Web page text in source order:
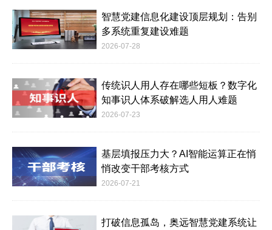
智慧党建信息化建设顶层规划：告别
多系统重复建设难题
2026-07-28
传统识人用人存在哪些短板？数字化
知事识人体系破解选人用人难题
2026-07-23
基层填报压力大？AI智能运算正在悄
悄改变干部考核方式
2026-07-21
打破信息孤岛，奥远智慧党建系统让